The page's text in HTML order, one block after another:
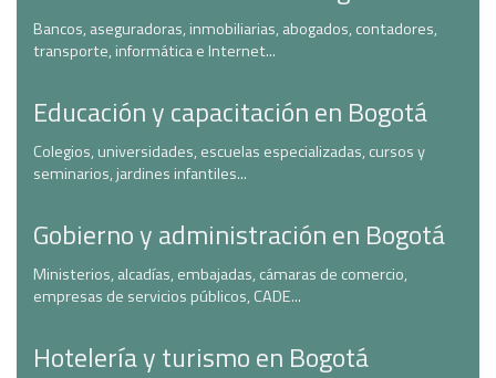
Bancos, aseguradoras, inmobiliarias, abogados, contadores,
transporte, informática e Internet...
Educación y capacitación en Bogotá
Colegios, universidades, escuelas especializadas, cursos y
seminarios, jardines infantiles...
Gobierno y administración en Bogotá
Ministerios, alcadías, embajadas, cámaras de comercio,
empresas de servicios públicos, CADE...
Hotelería y turismo en Bogotá